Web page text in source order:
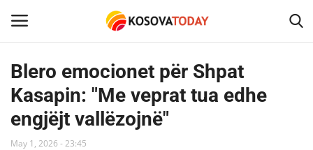
Home
KOSOVA
Blero emocionet për Shpat
Kasapin: "Me veprat tua edhe
engjëjt vallëzojnë"
May 1, 2026 - 23:45